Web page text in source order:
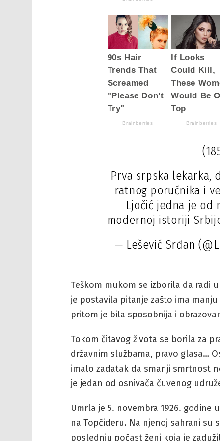
Prva srpska lekarka,
ratnog poručnika i
Ljočić jedna je od
modernoj istoriji
— Lešević Srđan
Teškom mukom se izborila da radi
je postavila pitanje zašto ima
pritom je bila sposobnija i
Tokom čitavog života se borila za
državnim službama, pravo glasa…
imalo zadatak da smanji smrtnost
je jedan od osnivača čuvenog
Umrla je 5. novembra 1926. godine
na Topčideru. Na njenoj sahrani
poslednju počast ženi koja je